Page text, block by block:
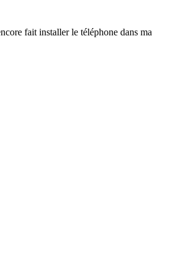
fait installer le téléphone dans ma